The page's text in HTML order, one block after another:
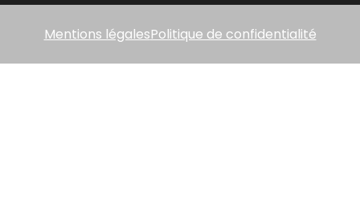
Mentions légalesPolitique de confidentialité